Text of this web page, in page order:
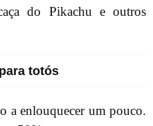
do Pikachu e outros
totós
a enlouquecer um pouco.